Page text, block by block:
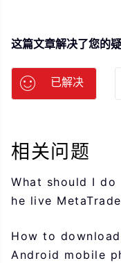
这篇文章解决了您的疑
已解决
相关问题
What should I
he live
How to
Android mobile